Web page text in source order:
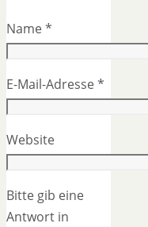
Name*
E-Mail-Adresse*
Website
Bitte gib eine
Antwort in